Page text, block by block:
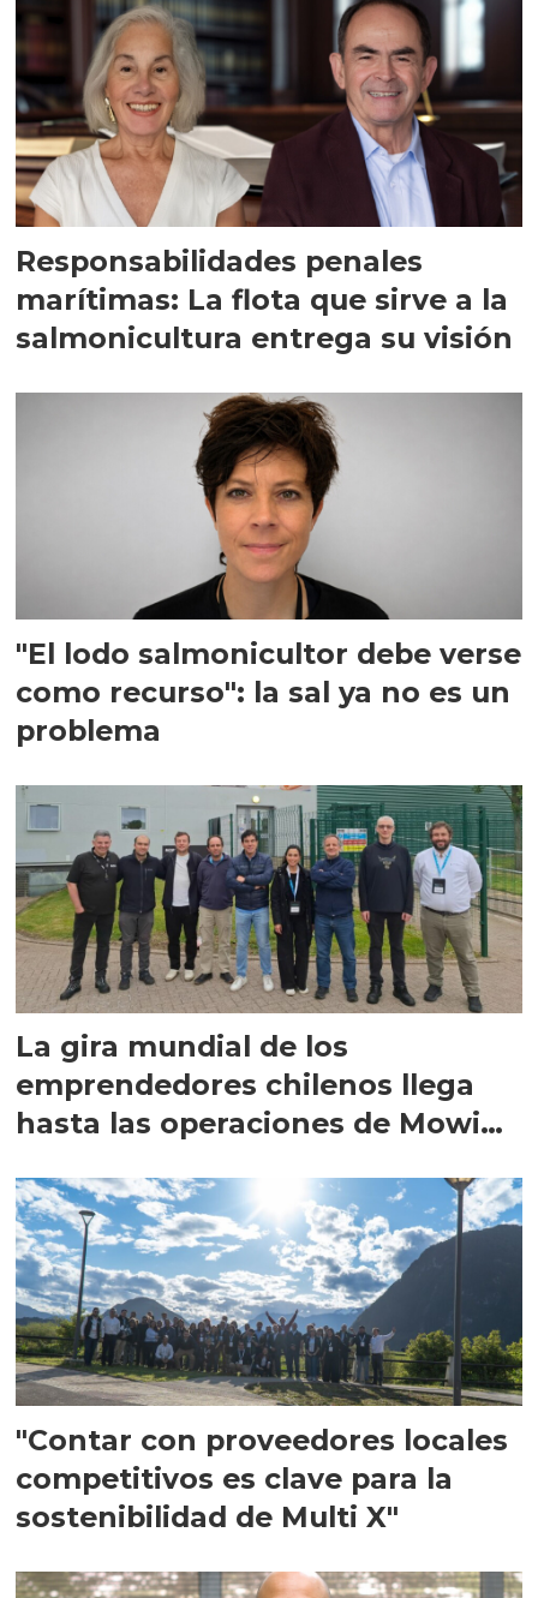
Responsabilidades penales
marítimas: La flota que sirve a la
salmonicultura entrega su visión
"El lodo salmonicultor debe verse
como recurso": la sal ya no es un
problema
La gira mundial de los
emprendedores chilenos llega
hasta las operaciones de Mowi
"Contar con proveedores locales
competitivos es clave para la
sostenibilidad de Multi X"